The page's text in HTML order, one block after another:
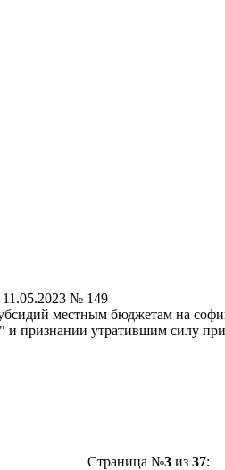
11.05.2023 № 149
местным бюджетам на
признании утратившим силу
Страница №3из 37: